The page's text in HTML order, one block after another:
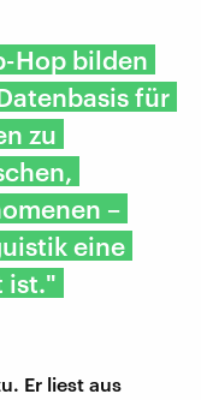
Hop bilden
für
zu
–
eine
ist."
Er liest aus